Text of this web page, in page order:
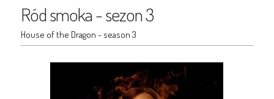
Ród smoka - sezon 3
House of the Dragon - season 3